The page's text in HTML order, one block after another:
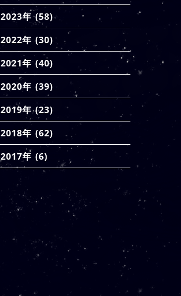
2023年 (58)
2022年 (30)
2021年 (40)
2020年 (39)
2019年 (23)
2018年 (62)
2017年 (6)